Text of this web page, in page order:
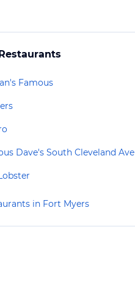
Famous
Dave's South Cleveland Ave
in Fort Myers